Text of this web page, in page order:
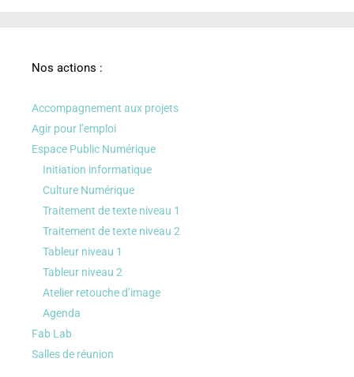
Nos actions :
Accompagnement aux projets
Agir pour l’emploi
Espace Public Numérique
Initiation informatique
Culture Numérique
Traitement de texte niveau 1
Traitement de texte niveau 2
Tableur niveau 1
Tableur niveau 2
Atelier retouche d’image
Agenda
Fab Lab
Salles de réunion